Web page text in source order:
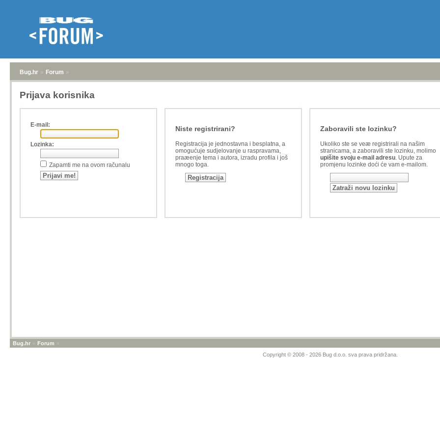
Bug.hr » Forum »
Prijava korisnika
E-mail:
Lozinka:
Zapamti me na ovom računalu
Niste registrirani?
Registracija je jednostavna i besplatna, a
omogućuje sudjelovanje u raspravama,
praæenje tema i autora, izradu profila i još
mnogo toga.
Zaboravili ste lozinku?
Ukoliko ste se veæ registrirali na našim
stranicama, a zaboravili ste lozinku, molimo
upišite svoju e-mail adresu. Upute za
promjenu lozinke doći će vam e-mailom.
Bug.hr » Forum »
Copyright © 2008 - 2026 Bug d.o.o. sva prava pridržana.